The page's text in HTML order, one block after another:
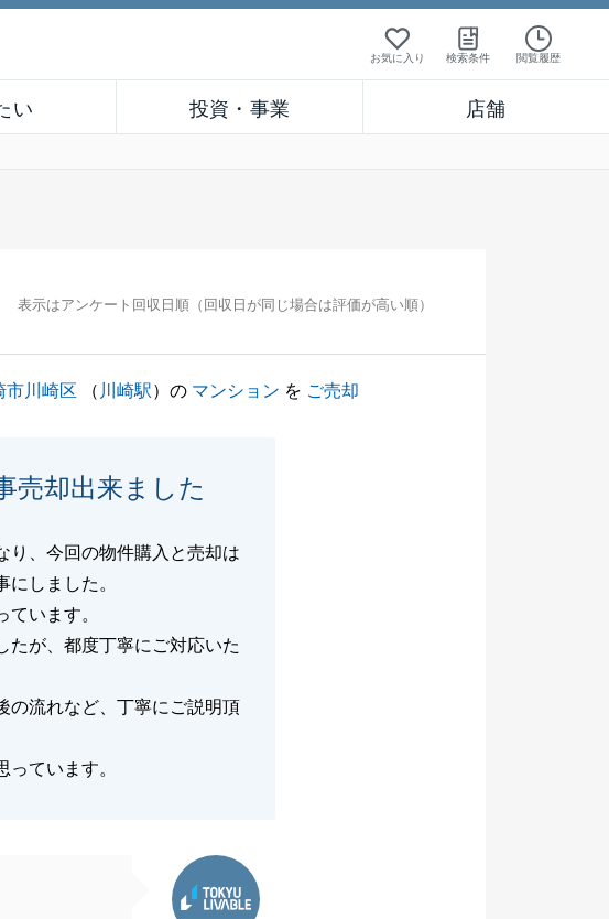
お気に入り 検索条件 閲覧履歴
い 投資・事業 店舗
表示はアンケート回収日順（回収日が同じ場合は評価が高い順）
市川崎区 （ 川崎駅）の マンション を ご売却
売却出来ました
り、今回の物件購入と売却は
しました。
います。
たが、都度丁寧にご対応いた
の流れなど、丁寧にご説明頂
ています。